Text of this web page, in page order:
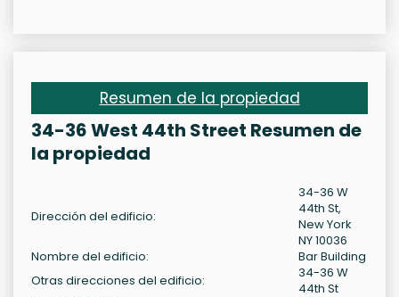
Resumen de la propiedad
34-36 West 44th Street Resumen de
la propiedad
Dirección del edificio:
34-36 W
44th St,
New York
NY 10036
Nombre del edificio:
Bar Building
Otras direcciones del edificio:
34-36 W
44th St